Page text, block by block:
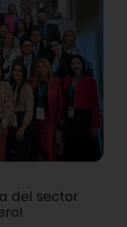
del sector